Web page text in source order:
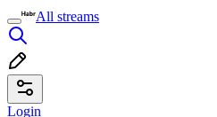
All streams
Login